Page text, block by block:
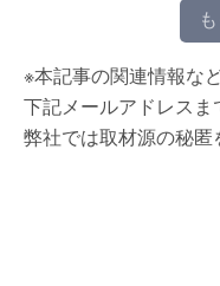
※本記事の関連情報な
下記メールアドレスま
弊社では取材源の秘匿